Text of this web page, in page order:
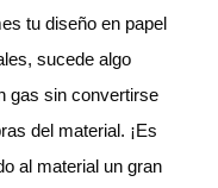
tu diseño en papel
sucede algo
gas sin convertirse
del material. ¡Es
al material un gran